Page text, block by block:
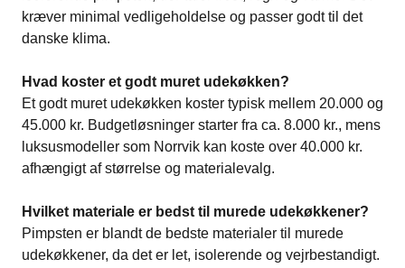
kræver minimal vedligeholdelse og passer godt til det
danske klima.
Hvad koster et godt muret udekøkken?
Et godt muret udekøkken koster typisk mellem 20.000 og
45.000 kr. Budgetløsninger starter fra ca. 8.000 kr., mens
luksusmodeller som Norrvik kan koste over 40.000 kr.
afhængigt af størrelse og materialevalg.
Hvilket materiale er bedst til murede udekøkkener?
Pimpsten er blandt de bedste materialer til murede
udekøkkener, da det er let, isolerende og vejrbestandigt.